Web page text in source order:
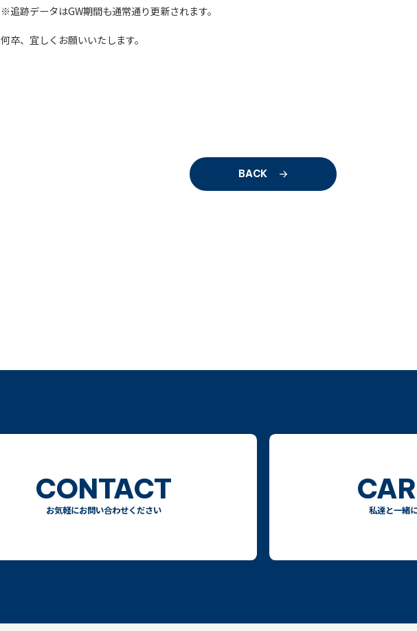
※追跡データはGW期間も通常通り更新されます。
何卒、宜しくお願いいたします。
BACK
CONTACT
お気軽にお問い合わせください 私達と一緒